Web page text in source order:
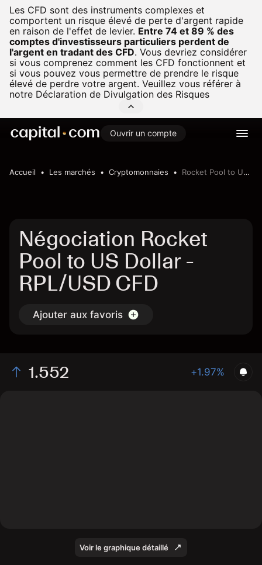
Les CFD sont des instruments complexes et
comportent un risque élevé de perte d'argent rapide
en raison de l'effet de levier. Entre 74 et 89 % des
comptes d'investisseurs particuliers perdent de
l'argent en tradant des CFD. Vous devriez considérer
si vous comprenez comment les CFD fonctionnent et
si vous pouvez vous permettre de prendre le risque
élevé de perdre votre argent. Veuillez vous référer à
notre Déclaration de Divulgation des Risques
Ouvrir un compte
Accueil Les marchés Cryptomonnaies Rocket Pool to US Dollar
Négociation Rocket
Pool to US Dollar -
RPL/USD CFD
Ajouter aux favoris
1.552 +1.97%
Voir le graphique détaillé